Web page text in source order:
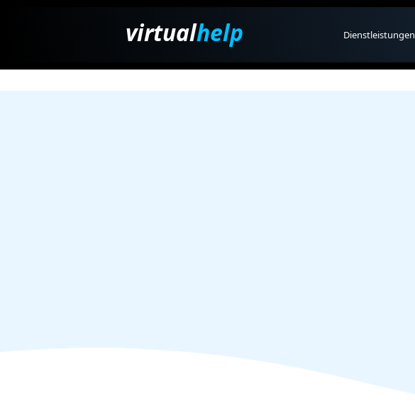
virtualhelp Dienstleistungen